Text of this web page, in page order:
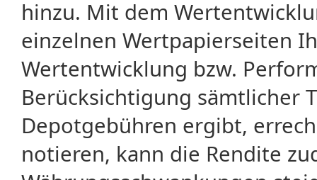
hinzu. Mit dem
einzelnen Wertpapierseiten
Wertentwicklung bzw.
Berücksichtigung sämtlicher
Depotgebühren ergibt,
notieren, kann die Rendite